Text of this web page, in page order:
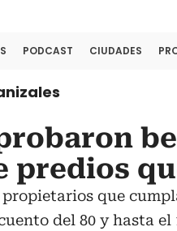
PODCAST CIUDADES
predios
propietarios que
del 80 y hasta